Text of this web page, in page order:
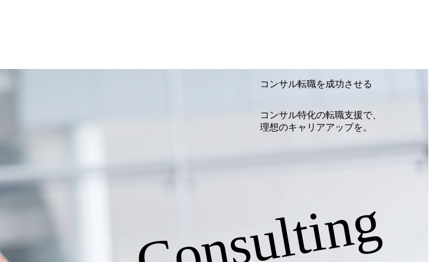
い。 【服装・持ち物】 ・特になし カジュアルな服装でご参加ください。 【募集
中長期ロードマップ策定 ・全社クラウド基盤グランドデザイン策定 ・全社デジタ
ルトランスフォーメーション企画構想 ・業務/組織/システムの現状分析/RPA選定/
たい ・サービスやソリューションに捉われず、顧客が真に求めるサービスを提供
たい ・エンジニア経験を活かして要件定義や提案、企画といった上流工程にチャ
レンジしたい ・コンサルのみならず新規事業開発にも興味があり、ゆくゆくはチ
コンサル転職を成功させる
コンサル特化の転職支援で、
理想のキャリアアップを。